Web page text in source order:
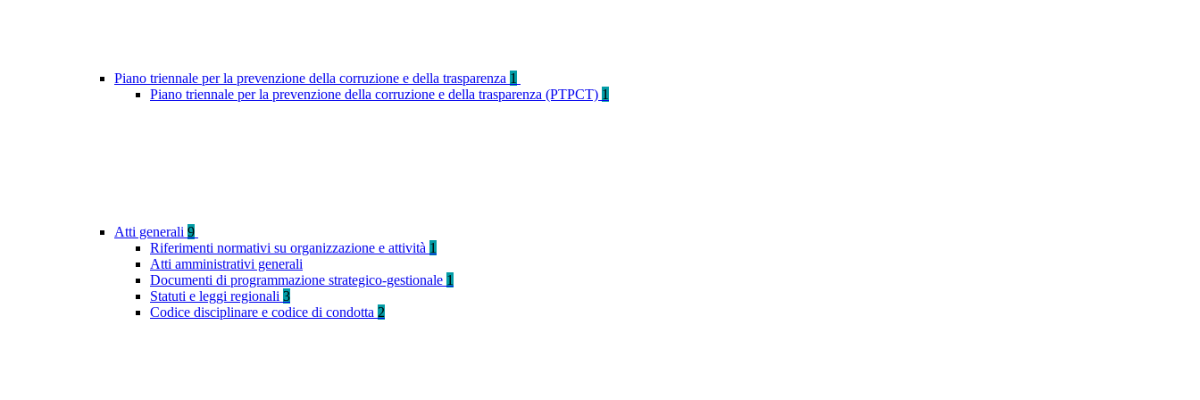
Piano triennale per la prevenzione della corruzione e della trasparenza 1
Piano triennale per la prevenzione della corruzione e della trasparenza (PTPCT) 1
Atti generali 9
Riferimenti normativi su organizzazione e attività 1
Atti amministrativi generali
Documenti di programmazione strategico-gestionale 1
Statuti e leggi regionali 3
Codice disciplinare e codice di condotta 2